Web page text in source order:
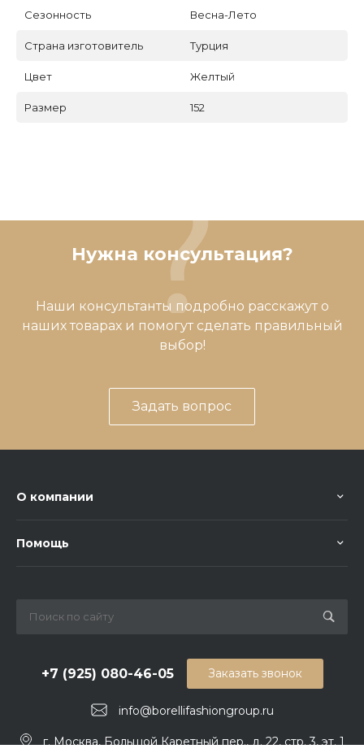
Сезонность Весна-Лето
Страна изготовитель Турция
Цвет Желтый
Размер 152
Нужна консультация?
Наши консультанты подробно расскажут о
наших товарах и помогут сделать правильный
выбор!
Задать вопрос
О компании
Помощь
+7 (925) 080-46-05
info@borellifashiongroup.ru
Заказать звонок
г. Москва, Большой Каретный пер., д. 22, стр. 3, эт. 1